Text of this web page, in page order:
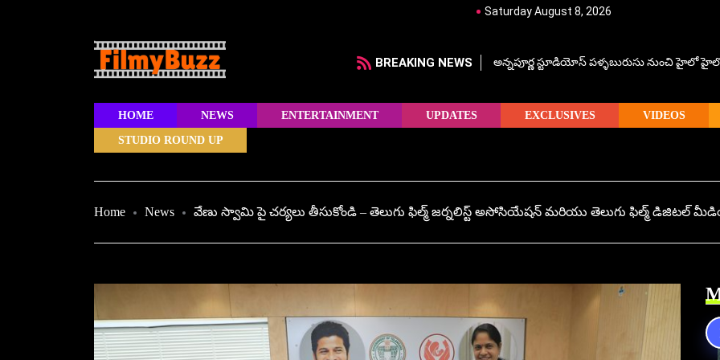
Saturday August 8, 2026
BREAKING NEWS అన్నపూర్ణ స్టూడియోస్ పళ్ళబురుసు నుంచి హైలో
HOME NEWS ENTERTAINMENT UPDATES EXCLUSIVES VIDEOS
STUDIO ROUND UP
Home News వేణు స్వామి పై చర్యలు తీసుకోండి – తెలుగు ఫిల్మ్ జర్నలిస్ట్ అసోసియేషన్ మరియు తెలుగు ఫిల్మ్